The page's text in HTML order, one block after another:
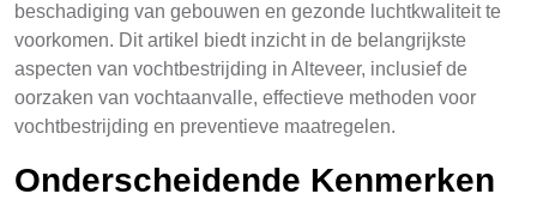
beschadiging van gebouwen en gezonde luchtkwaliteit te
voorkomen. Dit artikel biedt inzicht in de belangrijkste
aspecten van vochtbestrijding in Alteveer, inclusief de
oorzaken van vochtaanvalle, effectieve methoden voor
vochtbestrijding en preventieve maatregelen.
Onderscheidende Kenmerken